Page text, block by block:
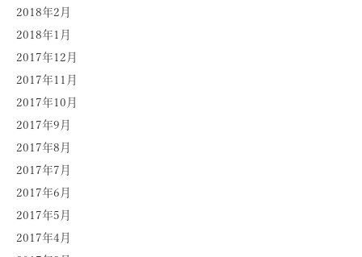
2018年2月
2018年1月
2017年12月
2017年11月
2017年10月
2017年9月
2017年8月
2017年7月
2017年6月
2017年5月
2017年4月